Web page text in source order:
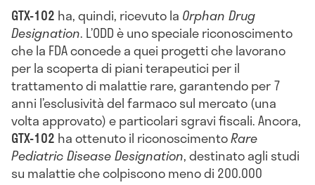
GTX-102 ha, quindi, ricevuto la Orphan Drug
Designation. L’ODD è uno speciale riconoscimento
che la FDA concede a quei progetti che lavorano
per la scoperta di piani terapeutici per il
trattamento di malattie rare, garantendo per 7
anni l’esclusività del farmaco sul mercato (una
volta approvato) e particolari sgravi fiscali. Ancora,
GTX-102 ha ottenuto il riconoscimentoRare
Pediatric Disease Designation, destinato agli studi
su malattie che colpiscono meno di 200.000